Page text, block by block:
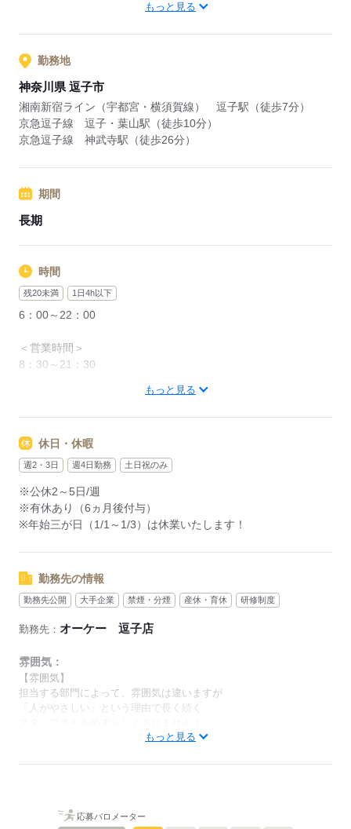
応募する
もっと見る
勤務地
神奈川県 逗子市
湘南新宿ライン（宇都宮・横須賀線） 逗子駅（徒歩7分）
京急逗子線 逗子・葉山駅（徒歩10分）
京急逗子線 神武寺駅（徒歩26分）
期間
長期
時間
残20未満 1日4h以下
6：00～22：00
＜営業時間＞
8：30～21：30
＜募集形態＞
（アシスタントパートナー社員）
・勤務日数：2～5日/週
・勤務時間：20時間未満/週
※18歳未満の場合は、実働2～8時間/日
※募集時間は職種により異なる場合があります。
棚卸日（数ヶ月に一度を予定）につきましては、
出勤のご協力をお願いしております。
年始三が日（1/1～1/3）は休業です。
もっと見る
休日・休暇
週2・3日 週4日勤務 土日祝のみ
※公休2～5日/週
※有休あり（6ヵ月後付与）
※年始三が日（1/1～1/3）は休業いたします！
勤務先の情報
勤務先公開 大手企業 禁煙・分煙 産休・育休 研修制度
勤務先： オーケー 逗子店
雰囲気：
【雰囲気】
担当する部門によって、雰囲気は違いますが
「人がやさしい」という理由で長く続く
職場の様子 しずか
もっと見る
応募バロメーター